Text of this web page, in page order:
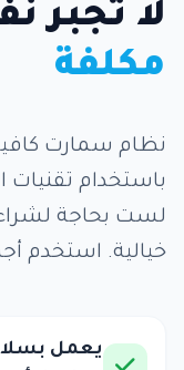
لا تجبر
مكلفة
نظام سمارت
باستخدام تقنيات
لست بحاجة
خيالية. استخدم
يعمل